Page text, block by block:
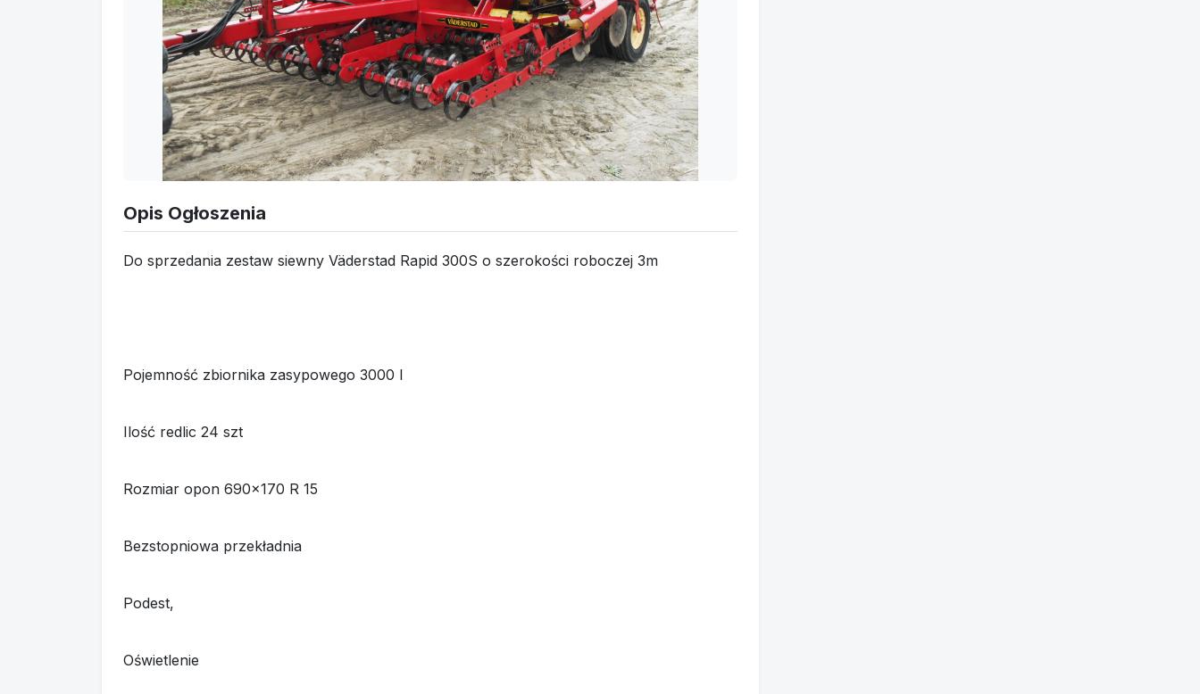
Opis Ogłoszenia
Do sprzedania zestaw siewny Väderstad Rapid 300S o szerokości roboczej 3m
Pojemność zbiornika zasypowego 3000 l
Ilość redlic 24 szt
Rozmiar opon 690x170 R 15
Bezstopniowa przekładnia
Podest,
Oświetlenie